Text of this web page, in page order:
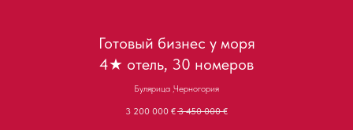
Готовый бизнес у моря
4★ отель, 30 номеров
Булярица ,Черногория
3 200 000 € 3 450 000 €